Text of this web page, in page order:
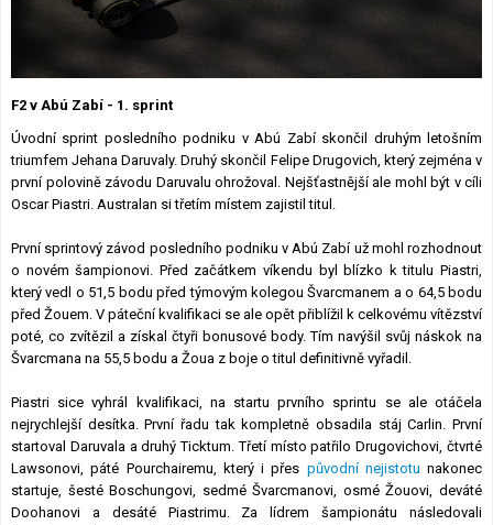
Okruhy F1
F2 v Abú Zabí - 1. sprint
Úvodní sprint posledního podniku v Abú Zabí skončil druhým letošním
triumfem Jehana Daruvaly. Druhý skončil Felipe Drugovich, který zejména v
první polovině závodu Daruvalu ohrožoval. Nejšťastnější ale mohl být v cíli
Oscar Piastri. Australan si třetím místem zajistil titul.
První sprintový závod posledního podniku v Abú Zabí už mohl rozhodnout
o novém šampionovi. Před začátkem víkendu byl blízko k titulu Piastri,
který vedl o 51,5 bodu před týmovým kolegou Švarcmanem a o 64,5 bodu
před Žouem. V páteční kvalifikaci se ale opět přiblížil k celkovému vítězství
poté, co zvítězil a získal čtyři bonusové body. Tím navýšil svůj náskok na
Švarcmana na 55,5 bodu a Žoua z boje o titul definitivně vyřadil.
Piastri sice vyhrál kvalifikaci, na startu prvního sprintu se ale otáčela
nejrychlejší desítka. První řadu tak kompletně obsadila stáj Carlin. První
startoval Daruvala a druhý Ticktum. Třetí místo patřilo Drugovichovi, čtvrté
Lawsonovi, páté Pourchairemu, který i přes původní nejistotu nakonec
startuje, šesté Boschungovi, sedmé Švarcmanovi, osmé Žouovi, deváté
Doohanovi a desáté Piastrimu. Za lídrem šampionátu následovali